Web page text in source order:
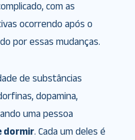
com as
ocorrendo após o
por essas mudanças.
de substâncias
dopamina,
uma pessoa
dormir. Cada um deles é